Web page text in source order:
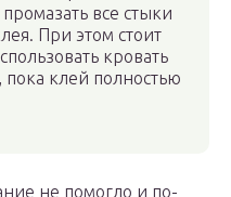
все стыки
При этом стоит
кровать
пока клей полностью
не помогло и по-